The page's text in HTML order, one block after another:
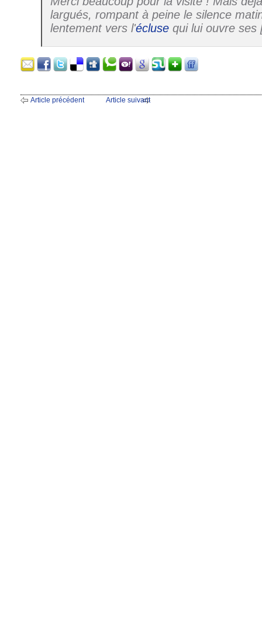
largués, rompant à peine le silence
lentement vers l'écluse qui lui ouvre ses
Article précédent Article suivant